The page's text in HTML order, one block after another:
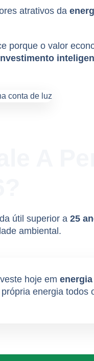
atrativos da
porque o valor
útil superior a 25
ambiental.
hoje em
energia todos